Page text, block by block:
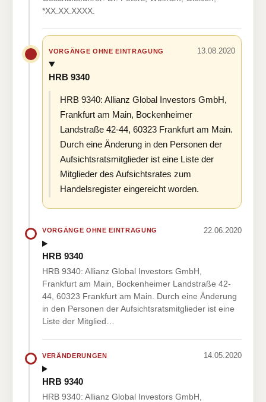
*XX.XX.XXXX.
VORGÄNGE OHNE EINTRAGUNG 13.08.2020
HRB 9340
HRB 9340: Allianz Global Investors GmbH,
Frankfurt am Main, Bockenheimer
Landstraße 42-44, 60323 Frankfurt am Main.
Durch eine Änderung in den Personen der
Aufsichtsratsmitglieder ist eine Liste der
Mitglieder des Aufsichtsrates zum
Handelsregister eingereicht worden.
VORGÄNGE OHNE EINTRAGUNG 22.06.2020
HRB 9340
HRB 9340: Allianz Global Investors GmbH,
Frankfurt am Main, Bockenheimer Landstraße 42-
44, 60323 Frankfurt am Main. Durch eine Änderung
in den Personen der Aufsichtsratsmitglieder ist eine
Liste der Mitglied…
VERÄNDERUNGEN 14.05.2020
HRB 9340
HRB 9340: Allianz Global Investors GmbH,